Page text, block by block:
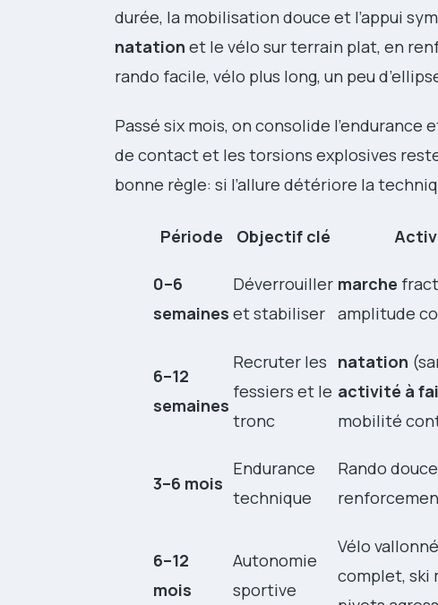
durée, la mobilisation douce et l’appui
natation et le vélo sur terrain plat, en
rando facile, vélo plus long, un peu
Passé six mois, on consolide
de contact et les torsions explosives
bonne règle: si l’allure détériore la
Période Objectif clé
0–6
semaines
Déverrouiller
et stabiliser
marche
amplitude
6–12
semaines
Recruter les
fessiers et le
tronc
natation
activité à
mobilité
3–6 mois
Endurance
technique
Rando
6–12
mois
Autonomie
sportive
Vélo
complet, ski